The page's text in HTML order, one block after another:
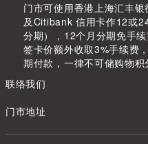
门市可使用香港上海汇丰
及Citibank 信用卡作12或
分期），12个月分期免手
签卡价额外收取3%手续费
期付款，一律不可储购物积
联络我们
门市地址